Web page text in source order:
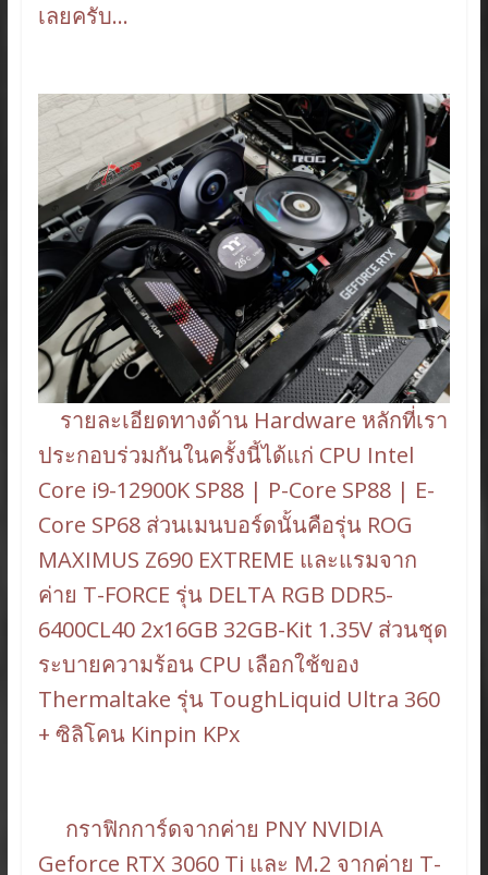
เลยครับ…
รายละเอียดทางด้าน Hardware หลักที่เรา
ประกอบร่วมกันในครั้งนี้ได้แก่ CPU Intel
Core i9-12900K SP88 | P-Core SP88 | E-
Core SP68 ส่วนเมนบอร์ดนั้นคือรุ่น ROG
MAXIMUS Z690 EXTREME และแรมจาก
ค่าย T-FORCE รุ่น DELTA RGB DDR5-
6400CL40 2x16GB 32GB-Kit 1.35V ส่วนชุด
ระบายความร้อน CPU เลือกใช้ของ
Thermaltake รุ่น ToughLiquid Ultra 360
+ ซิลิโคน Kinpin KPx
กราฟิกการ์ดจากค่าย PNY NVIDIA
Geforce RTX 3060 Ti และ M.2 จากค่าย T-